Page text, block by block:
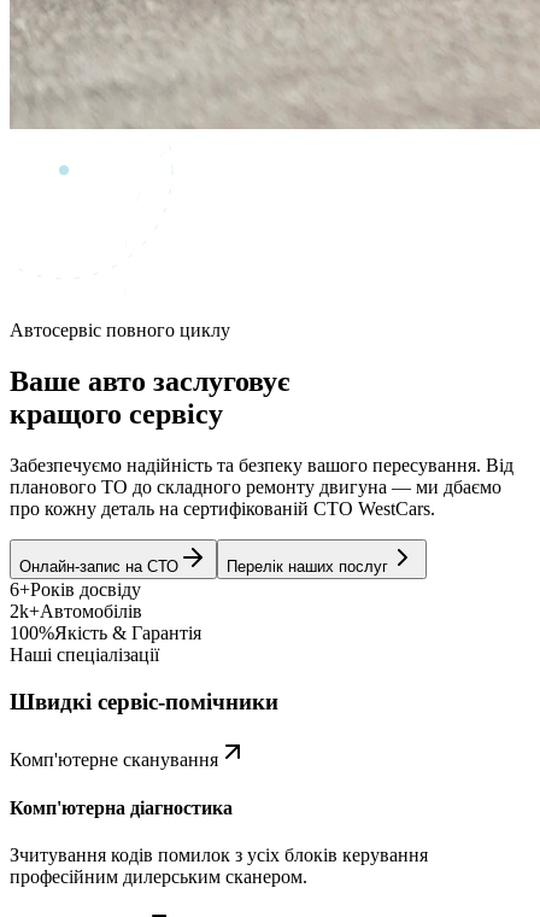
Автосервіс повного циклу
Ваше авто заслуговує
кращого сервісу
Забезпечуємо надійність та безпеку вашого пересування. Від
планового ТО до складного ремонту двигуна — ми дбаємо
про кожну деталь на сертифікованій СТО WestCars.
Онлайн-запис на СТО Перелік наших послуг
6+Років досвіду
2k+Автомобілів
100%Якість & Гарантія
Наші спеціалізації
Швидкі сервіс-помічники
Комп'ютерне сканування
Комп'ютерна діагностика
Зчитування кодів помилок з усіх блоків керування
професійним дилерським сканером.